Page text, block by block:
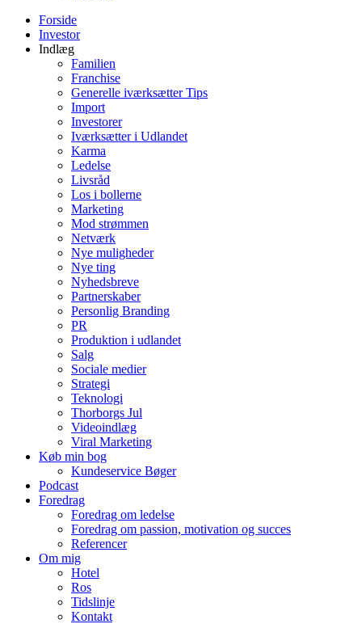
Forside
Investor
Indlæg
Familien
Franchise
Generelle iværksætter Tips
Import
Investorer
Iværksætter i Udlandet
Karma
Ledelse
Livsråd
Los i bollerne
Marketing
Mod strømmen
Netværk
Nye muligheder
Nye ting
Nyhedsbreve
Partnerskaber
Personlig Branding
PR
Produktion i udlandet
Salg
Sociale medier
Strategi
Teknologi
Thorborgs Jul
Videoindlæg
Viral Marketing
Køb min bog
Kundeservice Bøger
Podcast
Foredrag
Foredrag om ledelse
Foredrag om passion, motivation og succes
Referencer
Om mig
Hotel
Ros
Tidslinje
Kontakt